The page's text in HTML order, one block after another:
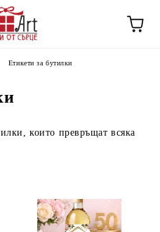
Етикети за бутилки
които превръщат всяка